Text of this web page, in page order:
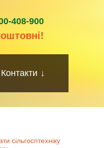
408-900
Контакти ↓
сільгосптехніку